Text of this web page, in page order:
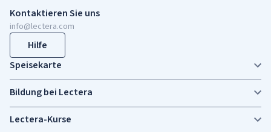
Kontaktieren Sie uns
info@lectera.com
Hilfe
Speisekarte
Bildung bei Lectera
Lectera-Kurse